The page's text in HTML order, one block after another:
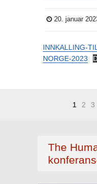
20. januar
INNKALLING-
NORGE-2023
1 2 3
The